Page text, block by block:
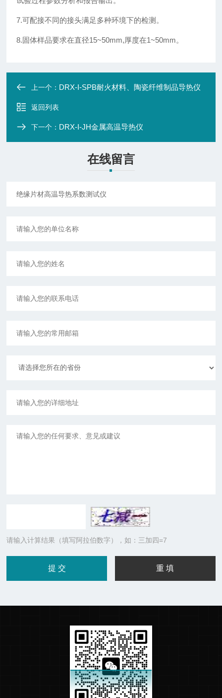
7.可配接不同的接头满足多种环境下的检测。
8.固体样品要求在直径15~50mm,厚度在1~50mm。
上一个： DRX-I-SPB耐火材料、陶瓷纤维制品导热仪
返回列表
下一个： DRX-I-JH金属高温导热仪
在线留言
请输入计算结果（填写阿拉伯数字），如：三加四=7